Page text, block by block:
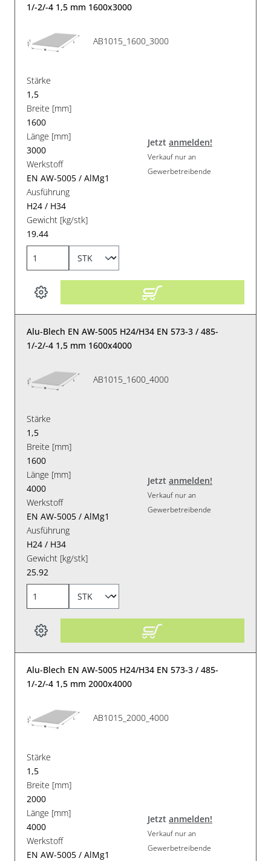
1/-2/-4 1,5 mm 1600x3000
AB1015_1600_3000
Stärke
1,5
Breite [mm]
1600
Länge [mm]
3000
Werkstoff
EN AW-5005 / AlMg1
Ausführung
H24 / H34
Gewicht [kg/stk]
19.44
Jetzt anmelden!
Verkauf nur an
Gewerbetreibende
Alu-Blech EN AW-5005 H24/H34 EN 573-3 / 485-
1/-2/-4 1,5 mm 1600x4000
AB1015_1600_4000
Stärke
1,5
Breite [mm]
1600
Länge [mm]
4000
Werkstoff
EN AW-5005 / AlMg1
Ausführung
H24 / H34
Gewicht [kg/stk]
25.92
Jetzt anmelden!
Verkauf nur an
Gewerbetreibende
Alu-Blech EN AW-5005 H24/H34 EN 573-3 / 485-
1/-2/-4 1,5 mm 2000x4000
AB1015_2000_4000
Stärke
1,5
Breite [mm]
2000
Länge [mm]
4000
Werkstoff
EN AW-5005 / AlMg1
Jetzt anmelden!
Verkauf nur an
Gewerbetreibende